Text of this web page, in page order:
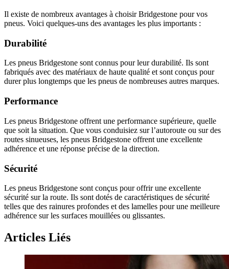
Il existe de nombreux avantages à choisir Bridgestone pour vos
pneus. Voici quelques-uns des avantages les plus importants :
Durabilité
Les pneus Bridgestone sont connus pour leur durabilité. Ils sont
fabriqués avec des matériaux de haute qualité et sont conçus pour
durer plus longtemps que les pneus de nombreuses autres marques.
Performance
Les pneus Bridgestone offrent une performance supérieure, quelle
que soit la situation. Que vous conduisiez sur l’autoroute ou sur des
routes sinueuses, les pneus Bridgestone offrent une excellente
adhérence et une réponse précise de la direction.
Sécurité
Les pneus Bridgestone sont conçus pour offrir une excellente
sécurité sur la route. Ils sont dotés de caractéristiques de sécurité
telles que des rainures profondes et des lamelles pour une meilleure
adhérence sur les surfaces mouillées ou glissantes.
Articles Liés